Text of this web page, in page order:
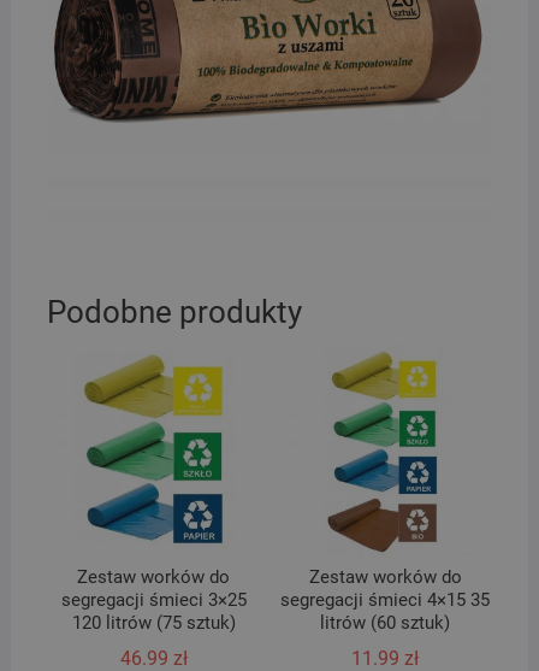
Podobne produkty
Zestaw worków do
segregacji śmieci 3×25
120 litrów (75 sztuk)
46.99 zł
Zestaw worków do
segregacji śmieci 4×15 35
litrów (60 sztuk)
11.99zł